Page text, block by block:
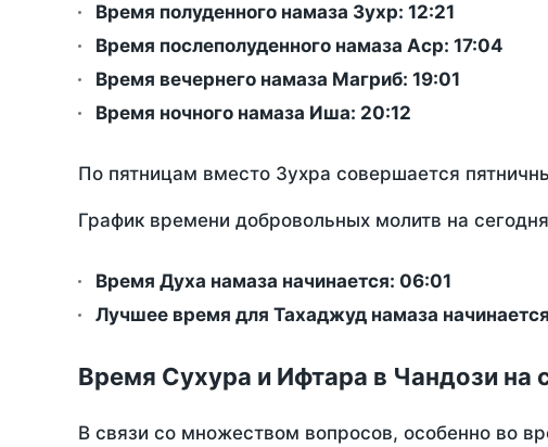
Время полуденного намаза Зухр: 12:21
Время послеполуденного намаза Аср: 17:04
Время вечернего намаза Магриб: 19:01
Время ночного намаза Иша: 20:12
По пятницам вместо Зухра совершается
График времени добровольных молитв на
Время Духа намаза начинается: 06:01
Лучшее время для Тахаджуд намаза
Время Сухура и Ифтара в Чандози на
В связи со множеством вопросов, особенно во